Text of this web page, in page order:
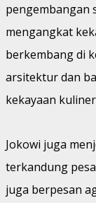
pengembangan
mengangkat
berkembang di
arsitektur dan
kekayaan
Jokowi juga
terkandung
juga berpesan